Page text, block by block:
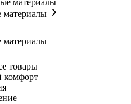
материалы
материалы
товары
комфорт